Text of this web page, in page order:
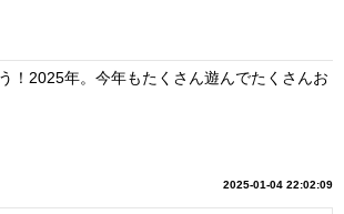
！2025年。今年もたくさん遊んでたくさんお
2025-01-04 22:02:09